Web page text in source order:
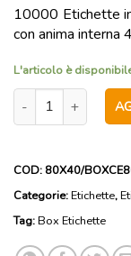
10000 Etichette
con anima
L'articolo è
10000 Etichette in
COD: 80X40/
Categorie:Etichette,
Tag:Box Etichette